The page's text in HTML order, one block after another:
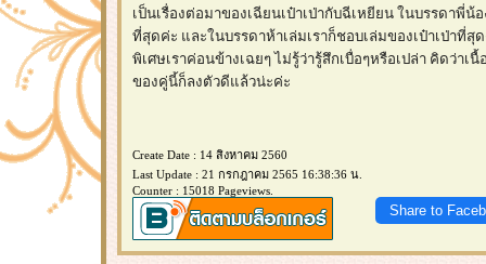
เป็นเรื่องต่อมาของเฉียนเป๋าเป่ากับฉีเหยียน ในบรรดาพี่น้
ที่สุดค่ะ และในบรรดาห้าเล่มเราก็ชอบเล่มของเป๋าเป่าที่สุ
พิเศษเราค่อนข้างเฉยๆ ไม่รู้ว่ารู้สึกเบื่อๆหรือเปล่า คิดว่าเนื้
ของคู่นี้ก็ลงตัวดีแล้วน่ะค่ะ
Create Date : 14 สิงหาคม 2560
Last Update : 21 กรกฎาคม 2565 16:38:36 น.
Counter : 15018 Pageviews.
Share to